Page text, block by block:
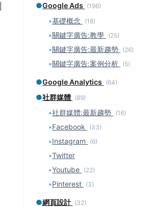
●Google Ads (196)
▪基礎概念 (18)
▪關鍵字廣告:教學 (25)
▪關鍵字廣告:最新趨勢 (26)
▪關鍵字廣告:案例分析 (5)
●Google Analytics (64)
●社群媒體 (89)
▪社群媒體:最新趨勢 (16)
▪Facebook (33)
▪Instagram (6)
▪Twitter
▪Youtube (22)
▪Pinterest (3)
●網頁設計 (32)